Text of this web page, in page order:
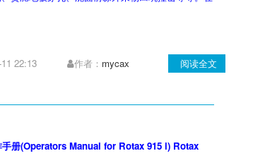
11 22:13 作者： mycax 阅读全文
册(Operators Manual for Rotax 915 i) Rotax